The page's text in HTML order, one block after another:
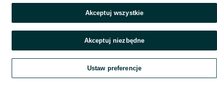
Szukaj Obserwujesz Dodaj Czat Konto
Akceptuj wszystkie
Akceptuj niezbędne
Ustaw preferencje